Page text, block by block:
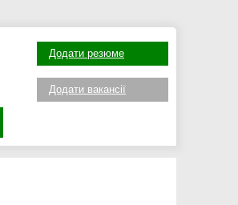
Додати резюме
Додати вакансії